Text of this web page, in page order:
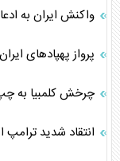
واکنش ایران به
پرواز پهپادهای
چرخش کلمبیا به
انتقاد شدید